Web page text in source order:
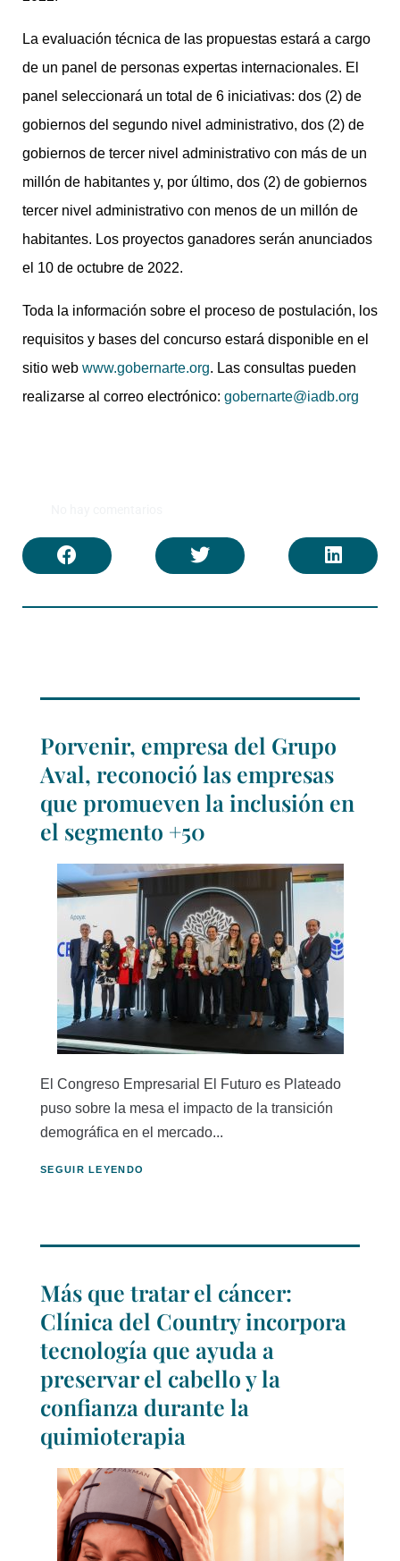
La evaluación técnica de las propuestas estará a cargo
de un panel de personas expertas internacionales. El
panel seleccionará un total de 6 iniciativas: dos (2) de
gobiernos del segundo nivel administrativo, dos (2) de
gobiernos de tercer nivel administrativo con más de un
millón de habitantes y, por último, dos (2) de gobiernos
tercer nivel administrativo con menos de un millón de
habitantes. Los proyectos ganadores serán anunciados
el 10 de octubre de 2022.
Toda la información sobre el proceso de postulación, los
requisitos y bases del concurso estará disponible en el
sitio web www.gobernarte.org. Las consultas pueden
realizarse al correo electrónico: gobernarte@iadb.org
Porvenir, empresa del Grupo
Aval, reconoció las empresas
que promueven la inclusión en
el segmento +50
El Congreso Empresarial El Futuro es Plateado
puso sobre la mesa el impacto de la transición
demográfica en el mercado...
SEGUIR LEYENDO
Más que tratar el cáncer:
Clínica del Country incorpora
tecnología que ayuda a
preservar el cabello y la
confianza durante la
quimioterapia